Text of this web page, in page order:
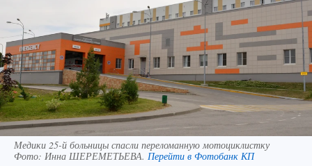
Медики 25-й больницы спасли переломанную мотоциклистку
Фото: Инна ШЕРЕМЕТЬЕВА. Перейти в Фотобанк КП